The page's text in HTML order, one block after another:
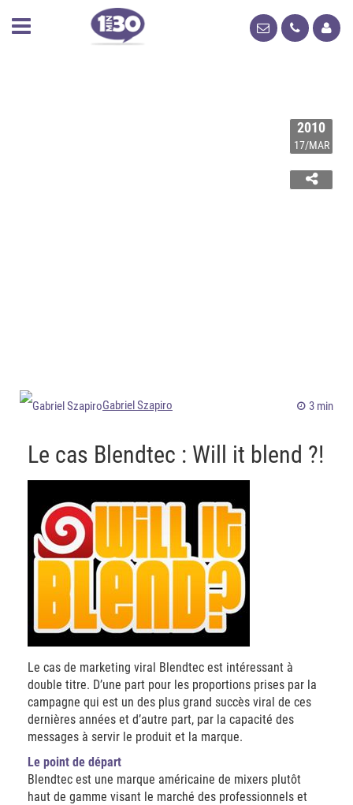
2010
17/MAR
Gabriel Szapiro 3 min
Le cas Blendtec : Will it blend ?!
Le cas de marketing viral Blendtec est intéressant à
double titre. D’une part pour les proportions prises par la
campagne qui est un des plus grand succès viral de ces
dernières années et d’autre part, par la capacité des
messages à servir le produit et la marque.
Le point de départ
Blendtec est une marque américaine de mixers plutôt
haut de gamme visant le marché des professionnels et